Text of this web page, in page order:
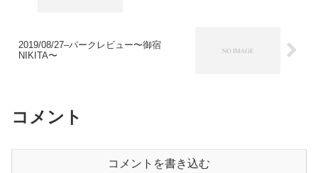
2019/08/27–パークレビュー〜御宿
NIKITA〜
コメント
コメントを書き込む